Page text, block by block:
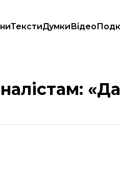
ТекстиДумкиВідео